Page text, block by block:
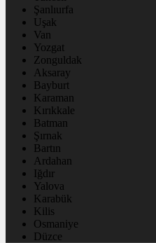
Şanlıurfa
Uşak
Van
Yozgat
Zonguldak
Aksaray
Bayburt
Karaman
Kırıkkale
Batman
Şırnak
Bartın
Ardahan
Iğdır
Yalova
Karabük
Kilis
Osmaniye
Düzce